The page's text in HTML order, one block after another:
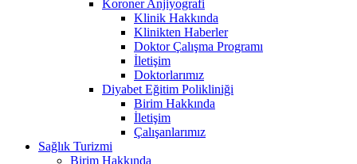
Koroner Anjiyografi
Klinik Hakkında
Klinikten Haberler
Doktor Çalışma Programı
İletişim
Doktorlarımız
Diyabet Eğitim Polikliniği
Birim Hakkında
İletişim
Çalışanlarımız
Sağlık Turizmi
Birim Hakkında